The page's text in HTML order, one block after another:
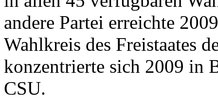
andere Partei erreichte
Wahlkreis des Freistaates
konzentrierte sich 2009 in
CSU.